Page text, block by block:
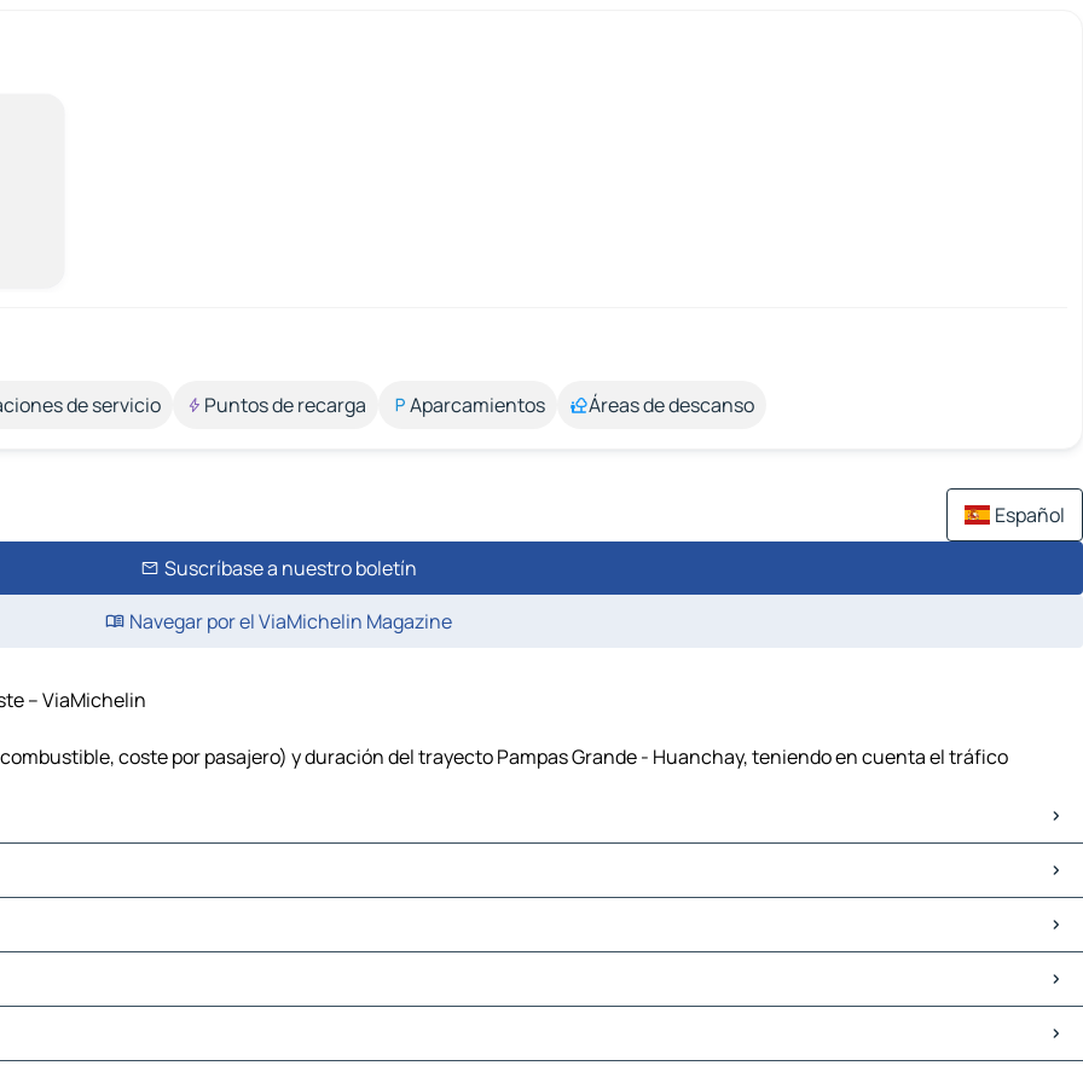
de servicio Puntos de recarga Aparcamientos Áreas de descanso
Español
Suscríbase a nuestro boletín
Navegar por el ViaMichelin Magazine
– ViaMichelin
coste por pasajero) y duración del trayecto Pampas Grande - Huanchay, teniendo en cuenta el tráfico